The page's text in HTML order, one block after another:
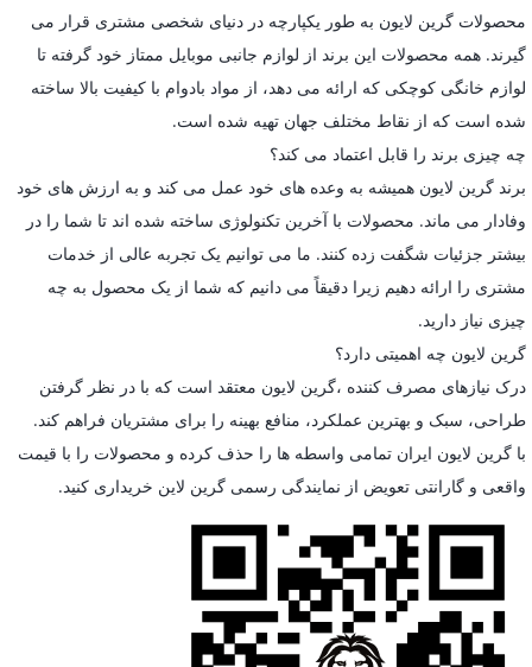
محصولات گرین لایون به طور یکپارچه در دنیای شخصی مشتری قرار می
گیرند. همه محصولات این برند از لوازم جانبی موبایل ممتاز خود گرفته تا
لوازم خانگی کوچکی که ارائه می دهد، از مواد بادوام با کیفیت بالا ساخته
شده است که از نقاط مختلف جهان تهیه شده است.
چه چیزی برند را قابل اعتماد می کند؟
برند گرین لایون همیشه به وعده های خود عمل می کند و به ارزش های خود
وفادار می ماند. محصولات با آخرین تکنولوژی ساخته شده اند تا شما را در
بیشتر جزئیات شگفت زده کنند. ما می توانیم یک تجربه عالی از خدمات
مشتری را ارائه دهیم زیرا دقیقاً می دانیم که شما از یک محصول به چه
چیزی نیاز دارید.
گرین لایون چه اهمیتی دارد؟
درک نیازهای مصرف کننده ،گرین لایون معتقد است که با در نظر گرفتن
طراحی، سبک و بهترین عملکرد، منافع بهینه را برای مشتریان فراهم کند.
با گرین لایون ایران تمامی واسطه ها را حذف کرده و محصولات را با قیمت
واقعی و گارانتی تعویض از نمایندگی رسمی گرین لاین خریداری کنید.